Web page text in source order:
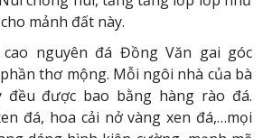
mảnh đất này.
nguyên đá Đồng Văn gai góc
thơ mộng. Mỗi ngôi nhà của bà
đều được bao bằng hàng rào đá.
đá, hoa cải nở vàng xen đá,…mọi